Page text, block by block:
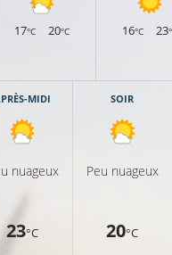
17°C 20°C 16°C 23
MIDI
nuageux
23°C
SOIR
Peu nuageux
20°C